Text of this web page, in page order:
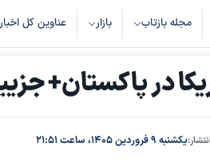
مجله بازتاب بازار عناوین کل اخبار
در پاکستان+
یکشنبه ۹ فروردین ۱۴۰۵، ساعت ۲۱:۵۱